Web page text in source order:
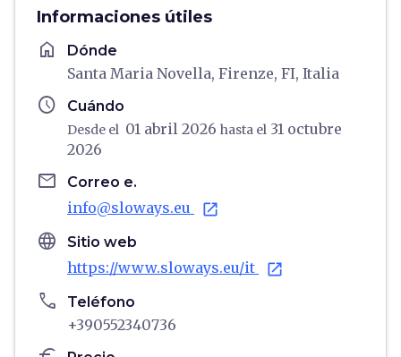
Informaciones útiles
home Dónde
Santa Maria Novella, Firenze, FI, Italia
schedule Cuándo
Desde el 01 abril 2026 hasta el 31 octubre
2026
email Correo e.
info@sloways.eu open_in_new
language Sitio web
https://www.sloways.eu/it open_in_new
phone Teléfono
+390552340736